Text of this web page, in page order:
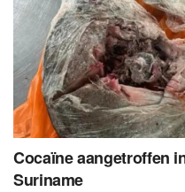
Cocaïne aangetroffen
Suriname